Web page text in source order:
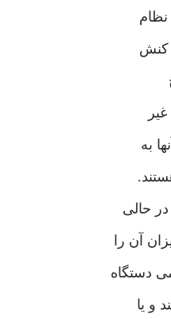
كنش
به
حالی‌
آن را
دستگاه
و يا